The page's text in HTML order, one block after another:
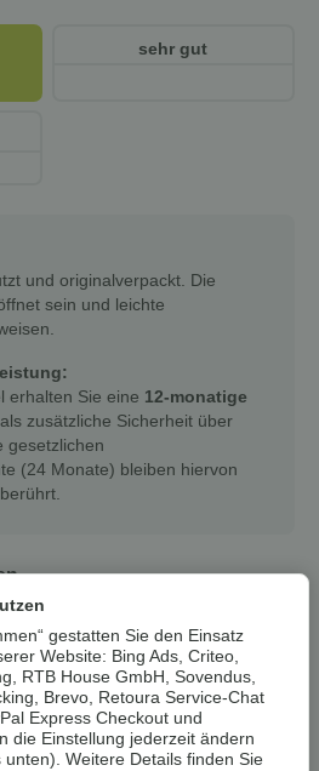
sehr gut
und originalverpackt. Die
sein und leichte
erhalten Sie eine 12-monatige
zusätzliche Sicherheit über
gesetzlichen
(24 Monate) bleiben hiervon
wenn verfügbar
& Deko
gestatten Sie den Einsatz
Website: Bing Ads, Criteo,
RTB House GmbH, Sovendus,
Brevo, Retoura Service-Chat
Express Checkout und
die Einstellung jederzeit ändern
Weitere Details finden Sie